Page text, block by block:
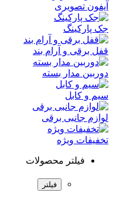
آیفون تصویری
جک پارکینگ
قفل برقی و آرام بند
دوربین مدار بسته
سیم و کابل
لوازم جانبی برقی
تخفیفات ویژه
فیلتر محصولات
فیلتر